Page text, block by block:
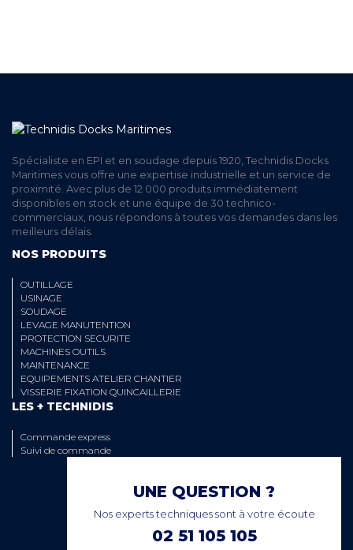
Spécialiste en EPI et en soudage depuis 1920, Technidis Docks
Maritimes vous offre une expertise industrielle et un service de
proximité. Avec plus de 12 000 produits immédiatement
disponibles en stock et une équipe de 30 technico-
commerciaux, nous répondons à toutes vos demandes dans les
meilleurs délais.
NOS PRODUITS
OUTILLAGE
USINAGE
SOUDAGE
LEVAGE MANUTENTION
PROTECTION SECURITE
MACHINES OUTILS
MAINTENANCE
EQUIPEMENTS ATELIER CHANTIER
VISSERIE FIXATION QUINCAILLERIE
LES + TECHNIDIS
Commande express
Suivi de commande
UNE QUESTION ?
Nos experts techniques sont à votre écoute
02 51 105 105